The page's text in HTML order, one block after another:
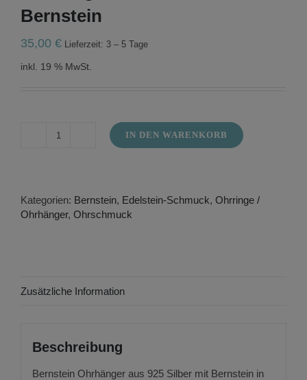
Bernstein
35,00 € Lieferzeit: 3 – 5 Tage
inkl. 19 % MwSt.
Ohrhänger
Bernstein
Menge
IN DEN WARENKORB
Kategorien: Bernstein, Edelstein-Schmuck, Ohrringe /
Ohrhänger, Ohrschmuck
Zusätzliche Information
Beschreibung
Bernstein Ohrhänger aus 925 Silber mit Bernstein in